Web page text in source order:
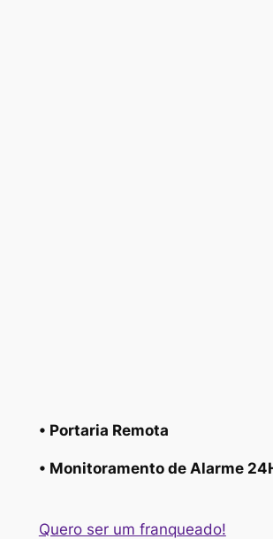
• Portaria Remota
• Monitoramento de Alarme
Quero ser um franqueado!